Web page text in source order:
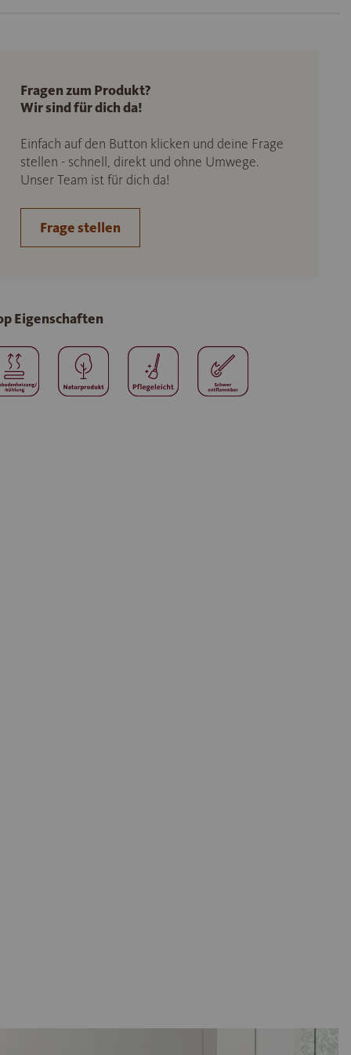
Fragen zum Produkt?
Wir sind für dich da!
Einfach auf den Button klicken und deine Frage
stellen - schnell, direkt und ohne Umwege.
Unser Team ist für dich da!
Frage stellen
Eigenschaften